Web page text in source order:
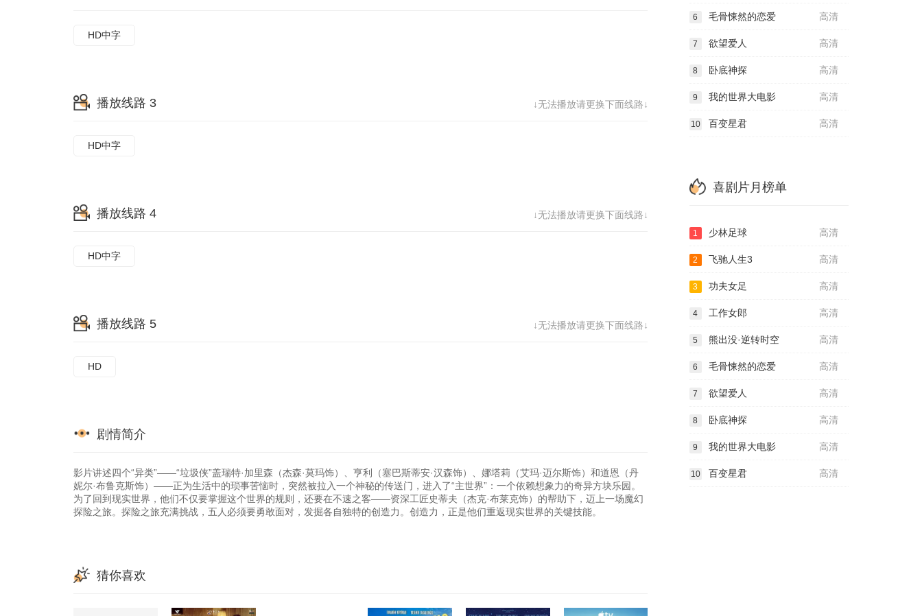
HD中字
↓无法播放请更换下面线路↓
播放线路 3
HD中字
↓无法播放请更换下面线路↓
播放线路 4
HD中字
↓无法播放请更换下面线路↓
播放线路 5
HD
剧情简介
影片讲述四个“异类”——“垃圾侠”盖瑞特·加里森（杰森·莫玛饰）、亨利（塞巴斯蒂安·汉森饰）、娜塔莉（艾玛·迈尔斯饰）和道恩（丹
妮尔·布鲁克斯饰）——正为生活中的琐事苦恼时，突然被拉入一个神秘的传送门，进入了“主世界”：一个依赖想象力的奇异方块乐园。
为了回到现实世界，他们不仅要掌握这个世界的规则，还要在不速之客——资深工匠史蒂夫（杰克·布莱克饰）的帮助下，迈上一场魔幻
探险之旅。探险之旅充满挑战，五人必须要勇敢面对，发掘各自独特的创造力。创造力，正是他们重返现实世界的关键技能。
猜你喜欢
高清
6 毛骨悚然的恋爱
高清
7 欲望爱人
高清
8 卧底神探
高清
9 我的世界大电影
高清
10 百变星君
喜剧片月榜单
高清
1 少林足球
高清
2 飞驰人生3
高清
3 功夫女足
高清
4 工作女郎
高清
5 熊出没·逆转时空
高清
6 毛骨悚然的恋爱
高清
7 欲望爱人
高清
8 卧底神探
高清
9 我的世界大电影
高清
10 百变星君